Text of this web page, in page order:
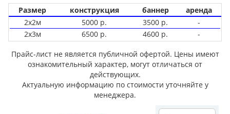
Размер
конструкция баннер
аренда
2х2м
5000 р. 3500 р.
-
2х3м
6500 р. 4600 р. -
Прайс-лист не является публичной офертой. Цены имеют
ознакомительный характер, могут отличаться от
действующих.
Актуальную информацию по стоимости уточняйте у
менеджера.